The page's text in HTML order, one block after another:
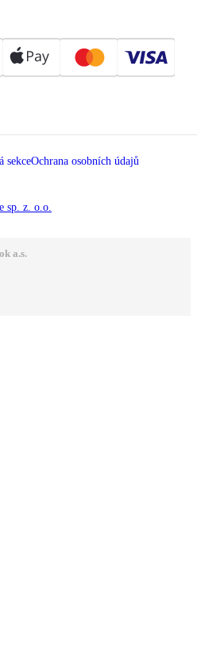
sekceOchrana osobních údajů
sp. z. o.o.
a.s.